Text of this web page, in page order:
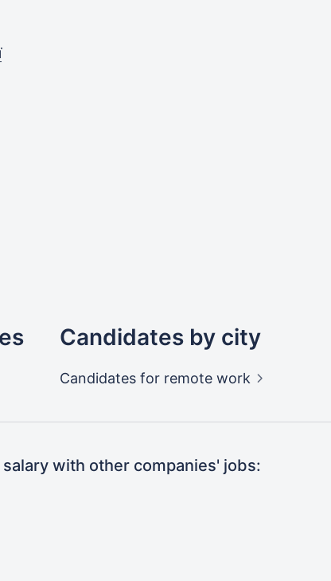
Candidates by city
Candidates for remote work
with other companies' jobs: